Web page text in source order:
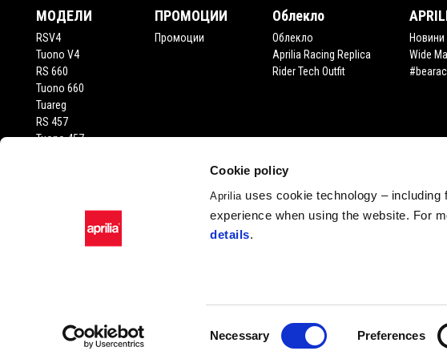
Cookie policy
Aprilia uses cookie technology –
experience when using the website. For
details.
Necessary Preferences
МОДЕЛИ
RSV4
Tuono V4
RS 660
Tuono 660
Tuareg
RS 457
Tuono 457
ПРОМОЦИИ
Промоции
Облекло
Облекло
Aprilia Racing Replica
Rider Tech Outfit
Новини
Wide
Facebook
Instagram
TwitterYoutube